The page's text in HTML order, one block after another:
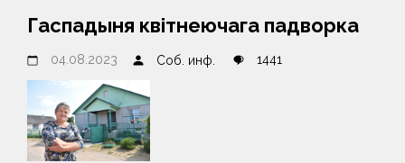
Гаспадыня квітнеючага падворка
04.08.2023 Соб. инф. 1441